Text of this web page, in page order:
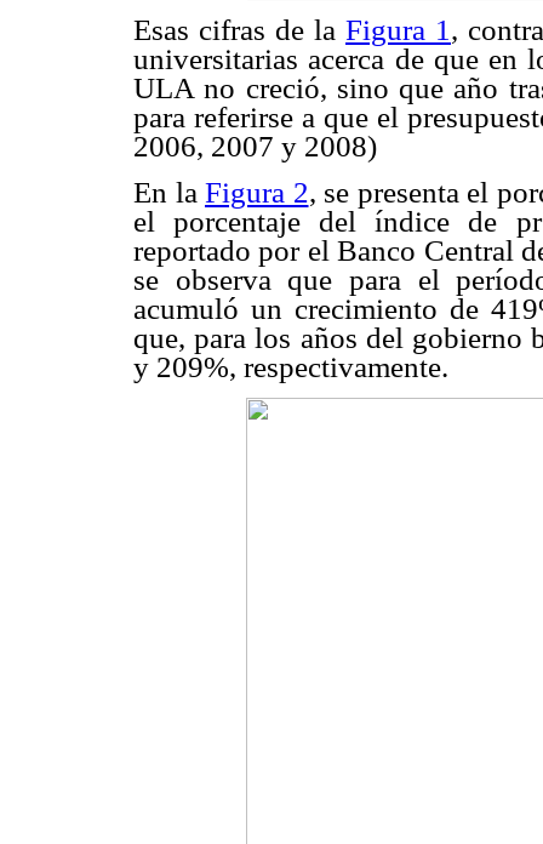
Esas cifras de la Figura 1 ,
universitarias acerca de que en
ULA no creció, sino que año
para referirse a que el
2006, 2007 y 2008)
En la Figura 2, se presenta el
el porcentaje del índice de
reportado por el Banco Central
se observa que para el
acumuló un crecimiento de
que, para los años del gobierno
y 209%, respectivamente.